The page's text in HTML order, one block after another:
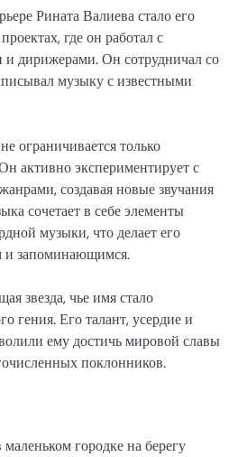
Рината Валиева стало его
где он работал с
дирижерами. Он сотрудничал со
музыку с известными
ограничивается только
активно экспериментирует с
создавая новые звучания
сочетает в себе элементы
музыки, что делает его
и запоминающимся.
звезда, чье имя стало
гения. Его талант, усердие и
ему достичь мировой славы
поклонников.
городке на берегу